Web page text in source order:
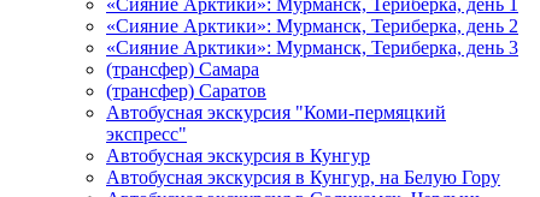
«Сияние Арктики»: Мурманск, Териберка, день 1
«Сияние Арктики»: Мурманск, Териберка, день 2
«Сияние Арктики»: Мурманск, Териберка, день 3
(трансфер) Самара
(трансфер) Саратов
Автобусная экскурсия "Коми-пермяцкий
экспресс"
Автобусная экскурсия в Кунгур
Автобусная экскурсия в Кунгур, на Белую Гору